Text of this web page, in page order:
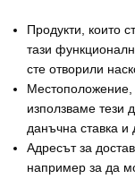
Продукти, които
тази
сте отворили
използваме тези
данъчна ставка и
Адресът за
например за да